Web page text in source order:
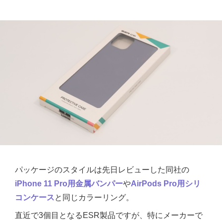
パッケージのスタイルは先日レビューした同社の
iPhone 11 Pro用金属バンパーやAirPods Pro用シリ
コンケースと同じカラーリング。
直近で3個目となるESR製品ですが、特にメーカーで